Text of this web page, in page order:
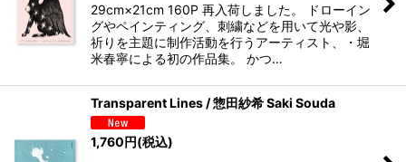
29cm×21cm 160P 再入荷しました。 ドローイン
グやペインティング、刺繍などを用いて光や影、
祈りを主題に制作活動を行うアーティスト、・堀
米春寧による初の作品集。 かつ…
Transparent Lines / 惣田紗希 Saki Souda
1,760円(税込)